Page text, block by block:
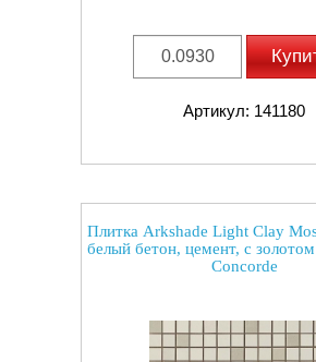
Артикул: 141180
Плитка Arkshade Light Clay
белый бетон, цемент, с
Concorde